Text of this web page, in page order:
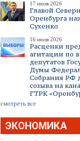
17 июля 2026
Главой
Оренбурга
Сухенко
16 июля 2026
Расценки
агитации по
депутатов
Думы
Собрания РФ
созыва на
ГТРК
смотреть все
ЭКОНОМИКА